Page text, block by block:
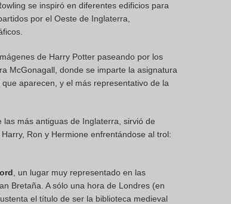
se inspiró en diferentes edificios para
por el Oeste de Inglaterra,
de Harry Potter paseando por los
McGonagall, donde se imparte la asignatura
aparecen, y el más representativo de la
las más antiguas de Inglaterra, sirvió de
Ron y Hermione enfrentándose al trol:
, un lugar muy representado en las
Bretaña. A sólo una hora de Londres (en
el título de ser la biblioteca medieval